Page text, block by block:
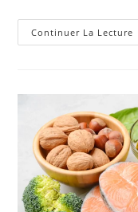
Continuer La Lecture